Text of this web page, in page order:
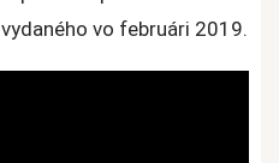
vydaného vo februári 2019.